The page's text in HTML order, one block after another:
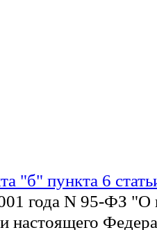
"б" пункта 6
года N 95-ФЗ "О
настоящего